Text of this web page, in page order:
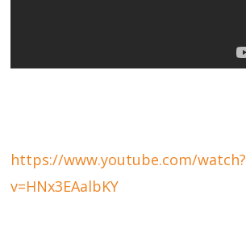
https://www.youtube.com/watch?
v=HNx3EAalbKY